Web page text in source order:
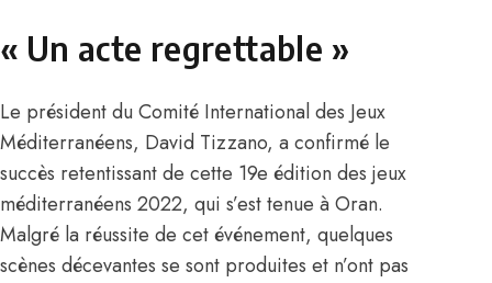
« Un acte regrettable »
Le président du Comité International des Jeux
Méditerranéens, David Tizzano, a confirmé le
succès retentissant de cette 19e édition des jeux
méditerranéens 2022, qui s’est tenue à Oran.
Malgré la réussite de cet événement, quelques
scènes décevantes se sont produites et n’ont pas